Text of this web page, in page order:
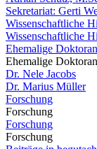
Sekretariat: Gerti
Wissenschaftliche
Wissenschaftliche
Ehemalige
Ehemalige
Dr. Nele Jacobs
Dr. Marius Müller
Forschung
Forschung
Forschung
Forschung